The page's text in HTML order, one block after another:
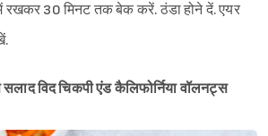
रखकर 30 मिनट तक बेक करें. ठंडा होने दें. एयर
विद चिकपी एंड कैलिफोर्नियावॉलनट्स